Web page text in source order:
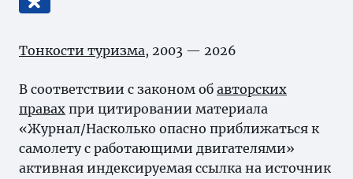
Тонкости туризма, 2003 — 2026
В соответствии с законом об авторских
правах при цитировании материала
«Журнал/Насколько опасно приближаться к
самолету с работающими двигателями»
активная индексируемая ссылка на источник